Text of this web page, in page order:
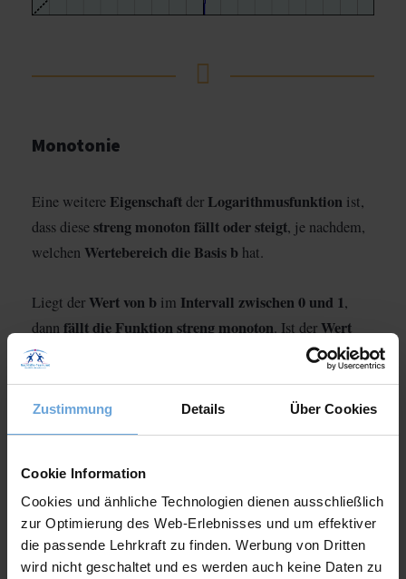
Zustimmung Details Über Cookies
Cookie Information
Cookies und änhliche Technologien dienen ausschließlich
zur Optimierung des Web-Erlebnisses und um effektiver
die passende Lehrkraft zu finden. Werbung von Dritten
wird nicht geschaltet und es werden auch keine Daten zu
Monotonie
Eine weitere Eigenschaftder Logarithmusfunktion ist,
dass diesestreng monotonfällt oder steigt, je nachdem,
welchen Wertebereich die Basis b hat.
Liegt der Wert von b im Intervall zwischen 0 und 1,
dann fällt die Funktion streng monoton. Ist der Wert
von b größer als 1
streng monoton
Funktionenlog undlog0,5 (x) (blau):